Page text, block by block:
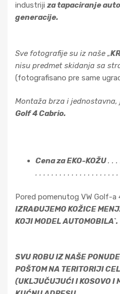
industrijiza tapaciranje
generacije.
Sve fotografije su iz naše „
nisu predmet skidanja sa
(fotografisano pre same
Montaža brza i jednostavna,
Golf 4 Cabrio.
Cena za EKO-KOŽU. . .
. . . . . . . . . . . . . . . . . . . .
Pored pomenutog VW Golf-a
IZRAĐUJEMO KOŽICE
KOJI MODEL
SVU ROBU IZ NAŠE
POŠTOM NA TERITORIJI
(UKLJUČUJUĆI I KOSOVO I